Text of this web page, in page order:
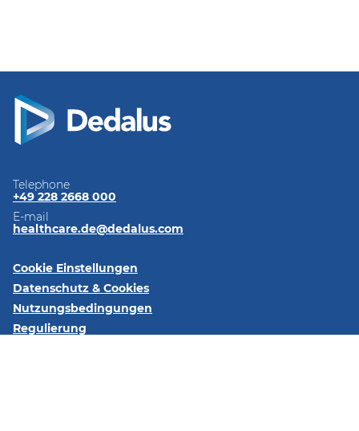
Telephone
+49 228 2668 000
E-mail
healthcare.de@dedalus.com
Cookie Einstellungen
Datenschutz & Cookies
Nutzungsbedingungen
Regulierung